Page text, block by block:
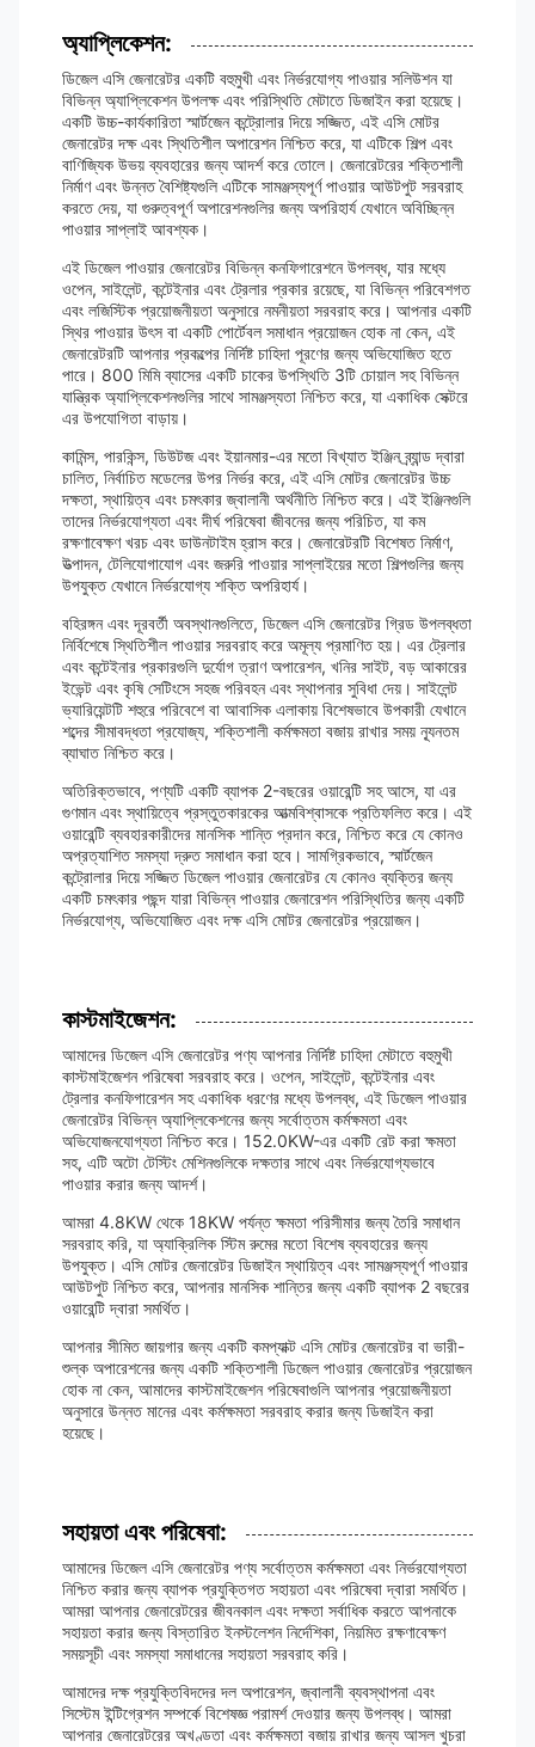
অ্যাপ্লিকেশন:
ডিজেল এসি জেনারেটর একটি বহুমুখী এবং নির্ভরযোগ্য পাওয়ার সলিউশন যা
বিভিন্ন অ্যাপ্লিকেশন উপলক্ষ এবং পরিস্থিতি মেটাতে ডিজাইন করা হয়েছে।
একটি উচ্চ-কার্যকারিতা স্মার্টজেন কন্ট্রোলার দিয়ে সজ্জিত, এই এসি মোটর
জেনারেটর দক্ষ এবং স্থিতিশীল অপারেশন নিশ্চিত করে, যা এটিকে শিল্প এবং
বাণিজ্যিক উভয় ব্যবহারের জন্য আদর্শ করে তোলে। জেনারেটরের শক্তিশালী
নির্মাণ এবং উন্নত বৈশিষ্ট্যগুলি এটিকে সামঞ্জস্যপূর্ণ পাওয়ার আউটপুট সরবরাহ
করতে দেয়, যা গুরুত্বপূর্ণ অপারেশনগুলির জন্য অপরিহার্য যেখানে অবিচ্ছিন্ন
পাওয়ার সাপ্লাই আবশ্যক।
এই ডিজেল পাওয়ার জেনারেটর বিভিন্ন কনফিগারেশনে উপলব্ধ, যার মধ্যে
ওপেন, সাইলেন্ট, কন্টেইনার এবং ট্রেলার প্রকার রয়েছে, যা বিভিন্ন পরিবেশগত
এবং লজিস্টিক প্রয়োজনীয়তা অনুসারে নমনীয়তা সরবরাহ করে। আপনার একটি
স্থির পাওয়ার উৎস বা একটি পোর্টেবল সমাধান প্রয়োজন হোক না কেন, এই
জেনারেটরটি আপনার প্রকল্পের নির্দিষ্ট চাহিদা পূরণের জন্য অভিযোজিত হতে
পারে। 800 মিমি ব্যাসের একটি চাকের উপস্থিতি 3টি চোয়াল সহ বিভিন্ন
যান্ত্রিক অ্যাপ্লিকেশনগুলির সাথে সামঞ্জস্যতা নিশ্চিত করে, যা একাধিক সেক্টরে
এর উপযোগিতা বাড়ায়।
কামিন্স, পারকিন্স, ডিউটজ এবং ইয়ানমার-এর মতো বিখ্যাত ইঞ্জিন ব্র্যান্ড দ্বারা
চালিত, নির্বাচিত মডেলের উপর নির্ভর করে, এই এসি মোটর জেনারেটর উচ্চ
দক্ষতা, স্থায়িত্ব এবং চমৎকার জ্বালানী অর্থনীতি নিশ্চিত করে। এই ইঞ্জিনগুলি
তাদের নির্ভরযোগ্যতা এবং দীর্ঘ পরিষেবা জীবনের জন্য পরিচিত, যা কম
রক্ষণাবেক্ষণ খরচ এবং ডাউনটাইম হ্রাস করে। জেনারেটরটি বিশেষত নির্মাণ,
উত্পাদন, টেলিযোগাযোগ এবং জরুরি পাওয়ার সাপ্লাইয়ের মতো শিল্পগুলির জন্য
উপযুক্ত যেখানে নির্ভরযোগ্য শক্তি অপরিহার্য।
বহিরঙ্গন এবং দূরবর্তী অবস্থানগুলিতে, ডিজেল এসি জেনারেটর গ্রিড উপলব্ধতা
নির্বিশেষে স্থিতিশীল পাওয়ার সরবরাহ করে অমূল্য প্রমাণিত হয়। এর ট্রেলার
এবং কন্টেইনার প্রকারগুলি দুর্যোগ ত্রাণ অপারেশন, খনির সাইট, বড় আকারের
ইভেন্ট এবং কৃষি সেটিংসে সহজ পরিবহন এবং স্থাপনার সুবিধা দেয়। সাইলেন্ট
ভ্যারিয়েন্টটি শহুরে পরিবেশে বা আবাসিক এলাকায় বিশেষভাবে উপকারী যেখানে
শব্দের সীমাবদ্ধতা প্রযোজ্য, শক্তিশালী কর্মক্ষমতা বজায় রাখার সময় ন্যূনতম
ব্যাঘাত নিশ্চিত করে।
অতিরিক্তভাবে, পণ্যটি একটি ব্যাপক 2-বছরের ওয়ারেন্টি সহ আসে, যা এর
গুণমান এবং স্থায়িত্বে প্রস্তুতকারকের আত্মবিশ্বাসকে প্রতিফলিত করে। এই
ওয়ারেন্টি ব্যবহারকারীদের মানসিক শান্তি প্রদান করে, নিশ্চিত করে যে কোনও
অপ্রত্যাশিত সমস্যা দ্রুত সমাধান করা হবে। সামগ্রিকভাবে, স্মার্টজেন
কন্ট্রোলার দিয়ে সজ্জিত ডিজেল পাওয়ার জেনারেটর যে কোনও ব্যক্তির জন্য
একটি চমৎকার পছন্দ যারা বিভিন্ন পাওয়ার জেনারেশন পরিস্থিতির জন্য একটি
নির্ভরযোগ্য, অভিযোজিত এবং দক্ষ এসি মোটর জেনারেটর প্রয়োজন।
কাস্টমাইজেশন:
আমাদের ডিজেল এসি জেনারেটর পণ্য আপনার নির্দিষ্ট চাহিদা মেটাতে বহুমুখী
কাস্টমাইজেশন পরিষেবা সরবরাহ করে। ওপেন, সাইলেন্ট, কন্টেইনার এবং
ট্রেলার কনফিগারেশন সহ একাধিক ধরণের মধ্যে উপলব্ধ, এই ডিজেল পাওয়ার
জেনারেটর বিভিন্ন অ্যাপ্লিকেশনের জন্য সর্বোত্তম কর্মক্ষমতা এবং
অভিযোজনযোগ্যতা নিশ্চিত করে। 152.0KW-এর একটি রেট করা ক্ষমতা
সহ, এটি অটো টেস্টিং মেশিনগুলিকে দক্ষতার সাথে এবং নির্ভরযোগ্যভাবে
পাওয়ার করার জন্য আদর্শ।
আমরা 4.8KW থেকে 18KW পর্যন্ত ক্ষমতা পরিসীমার জন্য তৈরি সমাধান
সরবরাহ করি, যা অ্যাক্রিলিক স্টিম রুমের মতো বিশেষ ব্যবহারের জন্য
উপযুক্ত। এসি মোটর জেনারেটর ডিজাইন স্থায়িত্ব এবং সামঞ্জস্যপূর্ণ পাওয়ার
আউটপুট নিশ্চিত করে, আপনার মানসিক শান্তির জন্য একটি ব্যাপক 2 বছরের
ওয়ারেন্টি দ্বারা সমর্থিত।
আপনার সীমিত জায়গার জন্য একটি কমপ্যাক্ট এসি মোটর জেনারেটর বা ভারী-
শুল্ক অপারেশনের জন্য একটি শক্তিশালী ডিজেল পাওয়ার জেনারেটর প্রয়োজন
হোক না কেন, আমাদের কাস্টমাইজেশন পরিষেবাগুলি আপনার প্রয়োজনীয়তা
অনুসারে উন্নত মানের এবং কর্মক্ষমতা সরবরাহ করার জন্য ডিজাইন করা
হয়েছে।
সহায়তা এবং পরিষেবা:
আমাদের ডিজেল এসি জেনারেটর পণ্য সর্বোত্তম কর্মক্ষমতা এবং নির্ভরযোগ্যতা
নিশ্চিত করার জন্য ব্যাপক প্রযুক্তিগত সহায়তা এবং পরিষেবা দ্বারা সমর্থিত।
আমরা আপনার জেনারেটরের জীবনকাল এবং দক্ষতা সর্বাধিক করতে আপনাকে
সহায়তা করার জন্য বিস্তারিত ইনস্টলেশন নির্দেশিকা, নিয়মিত রক্ষণাবেক্ষণ
সময়সূচী এবং সমস্যা সমাধানের সহায়তা সরবরাহ করি।
আমাদের দক্ষ প্রযুক্তিবিদদের দল অপারেশন, জ্বালানী ব্যবস্থাপনা এবং
সিস্টেম ইন্টিগ্রেশন সম্পর্কে বিশেষজ্ঞ পরামর্শ দেওয়ার জন্য উপলব্ধ। আমরা
আপনার জেনারেটরের অখণ্ডতা এবং কর্মক্ষমতা বজায় রাখার জন্য আসল খুচরা